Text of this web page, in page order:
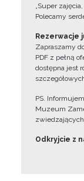
„Super
Polecamy
Rezerwacje
Zapraszamy
PDF z pełną
dostępna jest
PS.
Muzeum
Odkryjcie z